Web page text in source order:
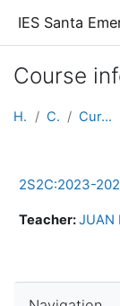
IES Santa
Course
Home Courses Curso 2023-2024
2S2C:2023-
Teacher:JUAN